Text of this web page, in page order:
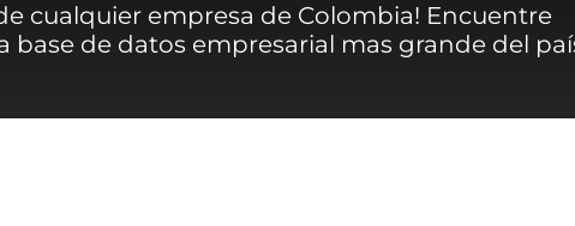
cualquier empresa de Colombia! Encuentre
base de datos empresarial mas grande del